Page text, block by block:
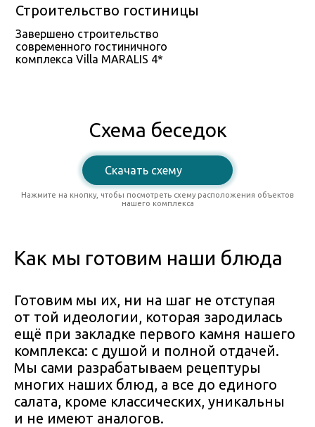
Строительство гостиницы
Завершено строительство
современного гостиничного
комплекса Villa MARALIS 4*
Схема беседок
Скачать схему
Нажмите на кнопку, чтобы посмотреть схему расположения объектов
нашего комплекса
Как мы готовим наши блюда
Готовим мы их, ни на шаг не отступая
от той идеологии, которая зародилась
ещё при закладке первого камня нашего
комплекса: с душой и полной отдачей.
Мы сами разрабатываем рецептуры
многих наших блюд, а все до единого
салата, кроме классических, уникальны
и не имеют аналогов.